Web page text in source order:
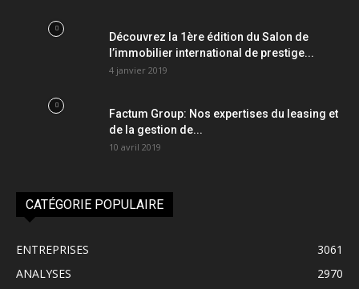
Découvrez la 1ère édition du Salon de
l’immobilier international de prestige...
4 janvier 2019
Factum Group: Nos expertises du leasing et
de la gestion de...
10 avril 2019
CATÉGORIE POPULAIRE
ENTREPRISES
3061
ANALYSES
2970